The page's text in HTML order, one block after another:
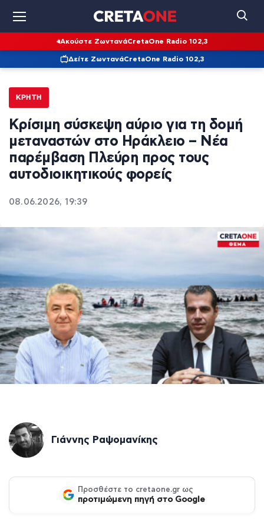
Ακούστε ΖωντανάCretaOne Radio 102,3
Δείτε ΖωντανάCretaOne Radio 102,3
ΚΡΉΤΗ
Κρίσιμη σύσκεψη αύριο για τη δομή
μεταναστών στο Ηράκλειο – Νέα
παρέμβαση Πλεύρη προς τους
αυτοδιοικητικούς φορείς
08.06.2026, 19:39
Γιάννης Ραψομανίκης
Προσθέστε το cretaone.gr ως
προτιμώμενη πηγή στο Google